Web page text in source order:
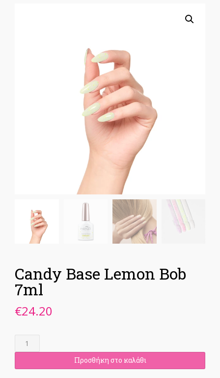
Candy Base Lemon Bob
7ml
€24.20
Candy
Bob
Προσθήκη στο καλάθι